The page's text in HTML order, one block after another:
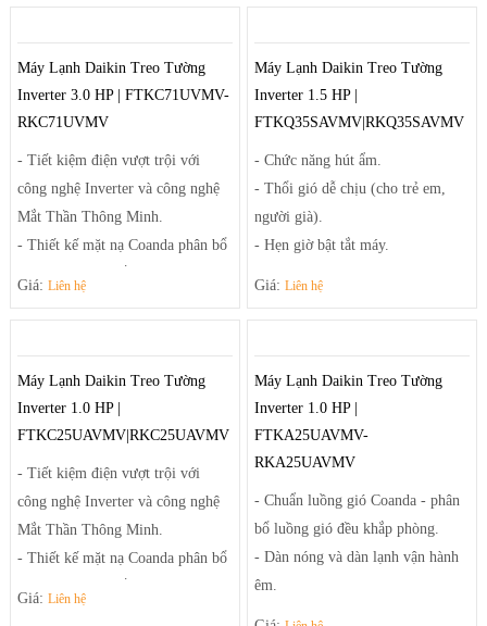
Blue và phin lọc bụi mịn PM2.5
(tùy chọn).
- Chế độ vận hành êm ái.
- Tăng khả năng khử ẩm 25%.
- Bo mạch chịu được điện áp thay
đổi và dàn tản nhiệt chống ăn mòn
Máy Lạnh Daikin Treo Tường
Inverter 3.0 HP | FTKC71UVMV-
RKC71UVMV
- Tiết kiệm điện vượt trội với
công nghệ Inverter và công nghệ
Mắt Thần Thông Minh.
- Thiết kế mặt nạ Coanda phân bổ
Blue và phin lọc bụi mịn PM2.5
(tùy chọn).
- Chế độ vận hành êm ái.
- Tăng khả năng khử ẩm 25%.
- Bo mạch chịu được điện áp thay
đổi và dàn tản nhiệt chống ăn mòn
Giá:Liên hệ
Máy Lạnh Daikin Treo Tường
Inverter 1.5 HP |
FTKQ35SAVMV|RKQ35SAVMV
- Chức năng hút ẩm.
- Thổi gió dễ chịu (cho trẻ em,
người già).
- Hẹn giờ bật tắt máy.
Giá: Liên hệ
Máy Lạnh Daikin Treo Tường
Inverter 1.0 HP |
FTKC25UAVMV|RKC25UAVMV
- Tiết kiệm điện vượt trội với
công nghệ Inverter và công nghệ
Mắt Thần Thông Minh.
- Thiết kế mặt nạ Coanda phân bổ
Giá:Liên hệ
Máy Lạnh Daikin Treo Tường
Inverter 1.0 HP |
FTKA25UAVMV-
RKA25UAVMV
- Chuẩn luồng gió Coanda - phân
bổ luồng gió đều khắp phòng.
- Dàn nóng và dàn lạnh vận hành
êm.